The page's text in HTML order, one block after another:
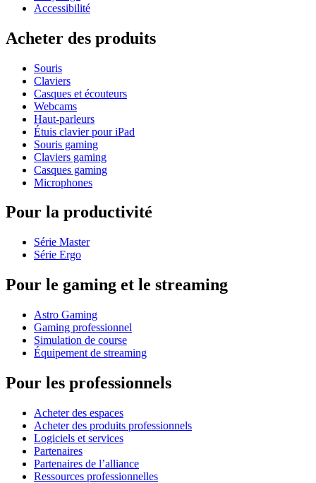
Accessibilité
Acheter des produits
Souris
Claviers
Casques et écouteurs
Webcams
Haut-parleurs
Étuis clavier pour iPad
Souris gaming
Claviers gaming
Casques gaming
Microphones
Pour la productivité
Série Master
Série Ergo
Pour le gaming et le streaming
Astro Gaming
Gaming professionnel
Simulation de course
Équipement de streaming
Pour les professionnels
Acheter des espaces
Acheter des produits professionnels
Logiciels et services
Partenaires
Partenaires de l’alliance
Ressources professionnelles